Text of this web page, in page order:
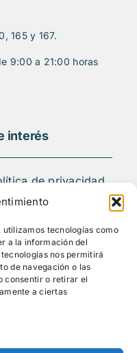
tecnologías como
a la información del
nos permitirá
de navegación o las
consentir o retirar el
a ciertas
165 y 167.
9:00 a 21:00 horas
interés
de privacidad
legal